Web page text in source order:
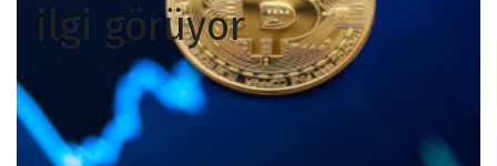
ilgi görüyor